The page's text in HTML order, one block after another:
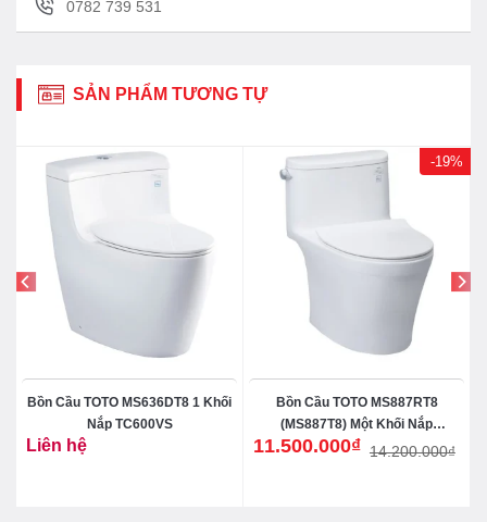
0782 739 531
SẢN PHẨM TƯƠNG TỰ
Bồn Cầu TOTO MS636DT8 1 Khối
Nắp TC600VS
Liên hệ
-19%
Bồn Cầu TOTO MS887RT8
(MS887T8) Một Khối Nắp
TC600VS14.200.000₫
Giá
11.500.000₫
Giá